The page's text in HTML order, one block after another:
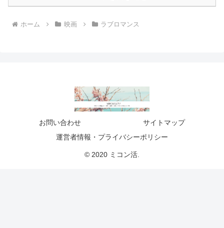
ホーム 映画 ラブロマンス
お問い合わせ
サイトマップ
運営者情報・プライバシーポリシー
© 2020 ミコン活.